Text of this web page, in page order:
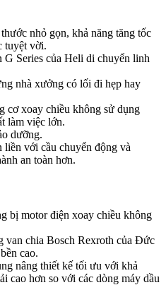
nhỏ gọn, khả năng tăng tốc
tuyệt vời.
G Series của Heli di chuyển linh
nhà xưởng có lối đi hẹp hay
cơ xoay chiều không sử dụng
làm việc lớn.
dưỡng.
với cầu chuyển động và
an toàn hơn.
bị motor điện xoay chiều không
van chia Bosch Rexroth của Đức
cao.
nâng thiết kế tối ưu với khả
cao hơn so với các dòng máy dầu